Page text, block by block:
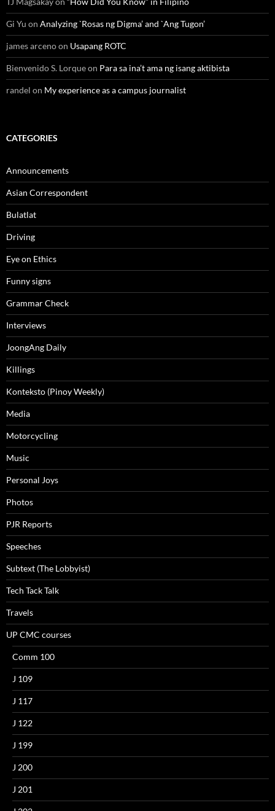
Gi Yu on Analyzing `Rosas ng Digma’ and `Ang Tugon’
james arcenoon Usapang ROTC
Bienvenido S. Lorqueon Para sa ina’t ama ng isang aktibista
randel on My experience as a campus journalist
CATEGORIES
Announcements
Asian Correspondent
Bulatlat
Driving
Eye on Ethics
Funny signs
Grammar Check
Interviews
JoongAng Daily
Killings
Konteksto (Pinoy Weekly)
Media
Motorcycling
Music
Personal Joys
Photos
PJR Reports
Speeches
Subtext (The Lobbyist)
Tech Tack Talk
Travels
UP CMC courses
Comm 100
J 109
J 117
J 122
J 199
J 200
J 201